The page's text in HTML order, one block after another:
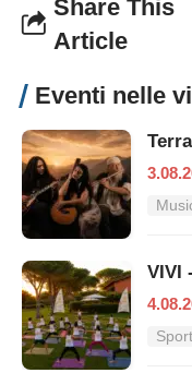
Share This
Article
Eventi nelle
VIVI